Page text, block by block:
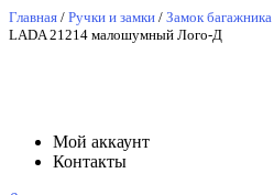
Перейти
к
Главная / Ручки и замки / Замок багажника
LADA 21214 малошумный Лого-Д
АвтоСпецЮг
АвтоСпецЮг автозапчасти оптом
Мой аккаунт
Контакты